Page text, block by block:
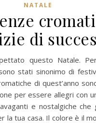
NATALE
di
stati sinonimo di
di quest’anno
per essere allegri con
e nostalgiche che
la tua casa. Il colore è il